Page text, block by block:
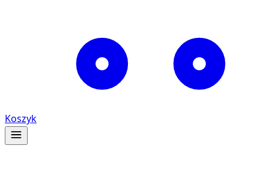
Koszyk